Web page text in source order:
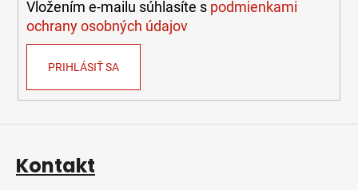
Vložením e-mailu súhlasíte s podmienkami
ochrany osobných údajov
PRIHLÁSIŤ SA
Kontakt